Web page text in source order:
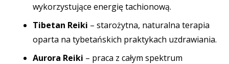
wykorzystujące energię tachionową.
Tibetan Reiki – starożytna, naturalna terapia
oparta na tybetańskich praktykach uzdrawiania.
Aurora Reiki – praca z całym spektrum